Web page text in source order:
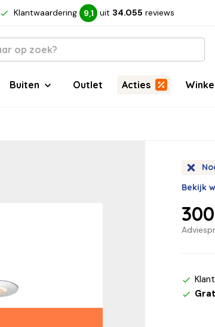
Klantwaardering 9,1 uit 34.055 reviews
Buiten Outlet Acties
Bekijk